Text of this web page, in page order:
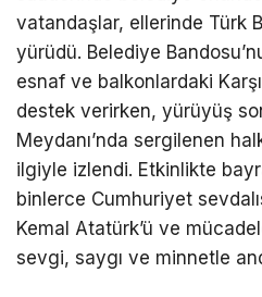
vatandaşlar, ellerinde Türk
yürüdü. Belediye
esnaf ve balkonlardaki
destek verirken, yürüyüş
Meydanı’nda sergilenen
ilgiyle izlendi. Etkinlikte
binlerce Cumhuriyet
Kemal Atatürk’ü ve
sevgi, saygı ve minnetle